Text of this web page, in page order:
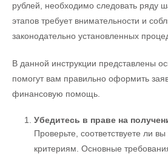
рублей, необходимо следовать ряду
этапов требует внимательности и
законодательно установленных
В данной инструкции представлены
помогут вам правильно оформить
финансовую помощь.
Убедитесь в праве на
Проверьте, соответствуете ли
критериям. Основные